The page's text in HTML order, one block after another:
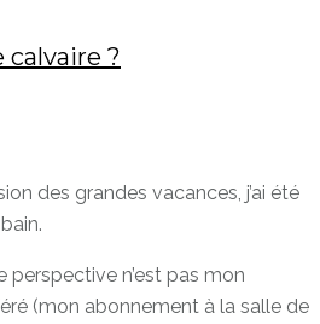
calvaire ?
des grandes vacances, j’ai été
n’est pas mon
(mon abonnement à la salle de